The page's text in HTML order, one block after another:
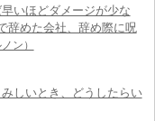
いほどダメージが少な
辞めた会社、辞め際に呪
ン）
しいとき、どうしたらい